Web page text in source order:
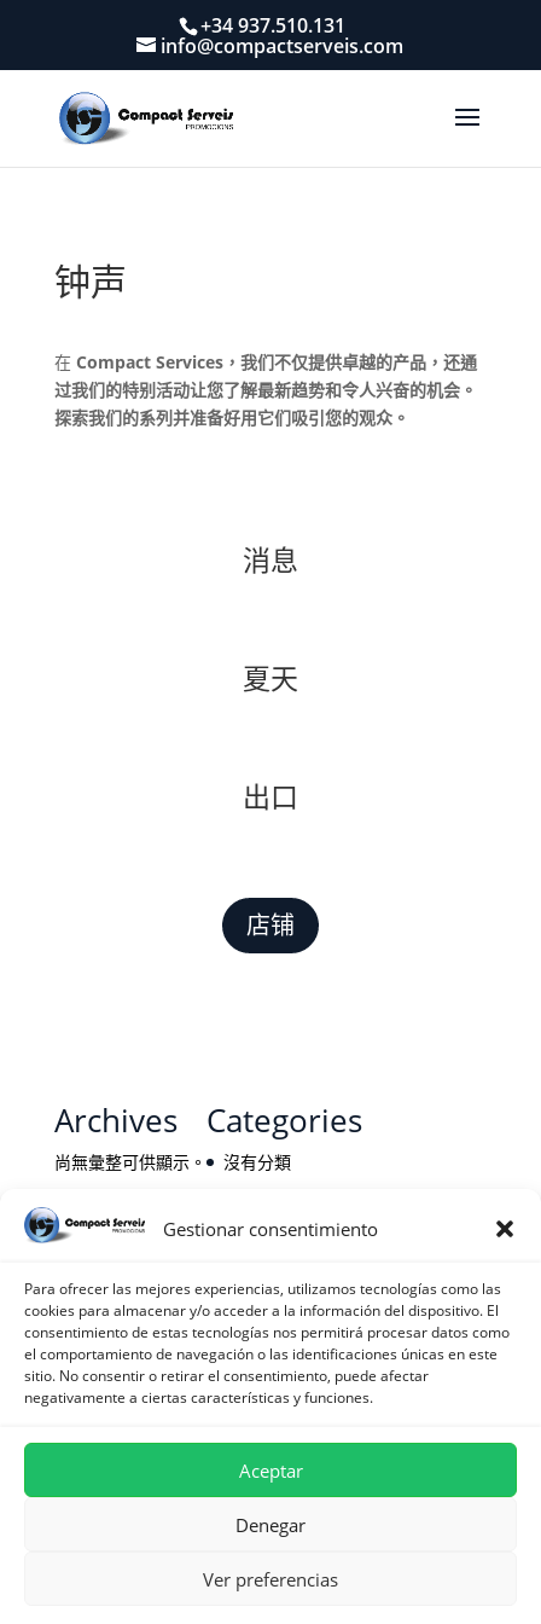
Gestionar consentimiento
Para ofrecer las mejores experiencias, utilizamos tecnologías como las
cookies para almacenar y/o acceder a la información del dispositivo. El
consentimiento de estas tecnologías nos permitirá procesar datos como
el comportamiento de navegación o las identificaciones únicas en este
sitio. No consentir o retirar el consentimiento, puede afectar
negativamente a ciertas características y funciones.
Aceptar
Denegar
Ver preferencias
+34 937.510.131
info@compactserveis.com
钟声
在 Compact Services，我们不仅提供卓越的产品，还通
过我们的特别活动让您了解最新趋势和令人兴奋的机会。
探索我们的系列并准备好用它们吸引您的观众。
消息
夏天
出口
店铺
Archives
尚無彙整可供顯示。
Categories
沒有分類
Cookie 政策 隐私政策 法律声明 可访问性